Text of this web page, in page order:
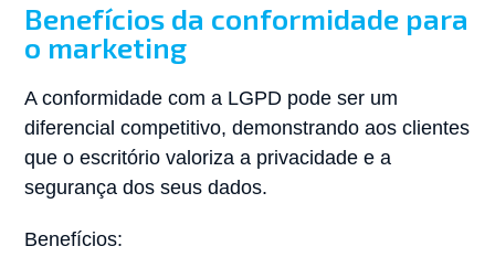
Benefícios da conformidade para
o marketing
A conformidade com a LGPD pode ser um
diferencial competitivo, demonstrando aos clientes
que o escritório valoriza a privacidade e a
segurança dos seus dados.
Benefícios: